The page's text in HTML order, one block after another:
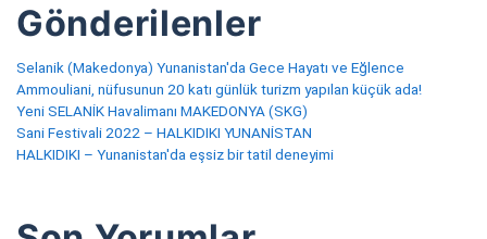
Gönderilenler
Selanik (Makedonya) Yunanistan'da Gece Hayatı ve Eğlence
Ammouliani, nüfusunun 20 katı günlük turizm yapılan küçük ada!
Yeni SELANİK Havalimanı MAKEDONYA (SKG)
Sani Festivali 2022 – HALKIDIKI YUNANİSTAN
HALKIDIKI – Yunanistan'da eşsiz bir tatil deneyimi